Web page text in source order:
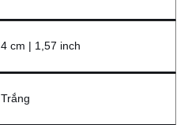
4 cm | 1,57 inch
Trắng